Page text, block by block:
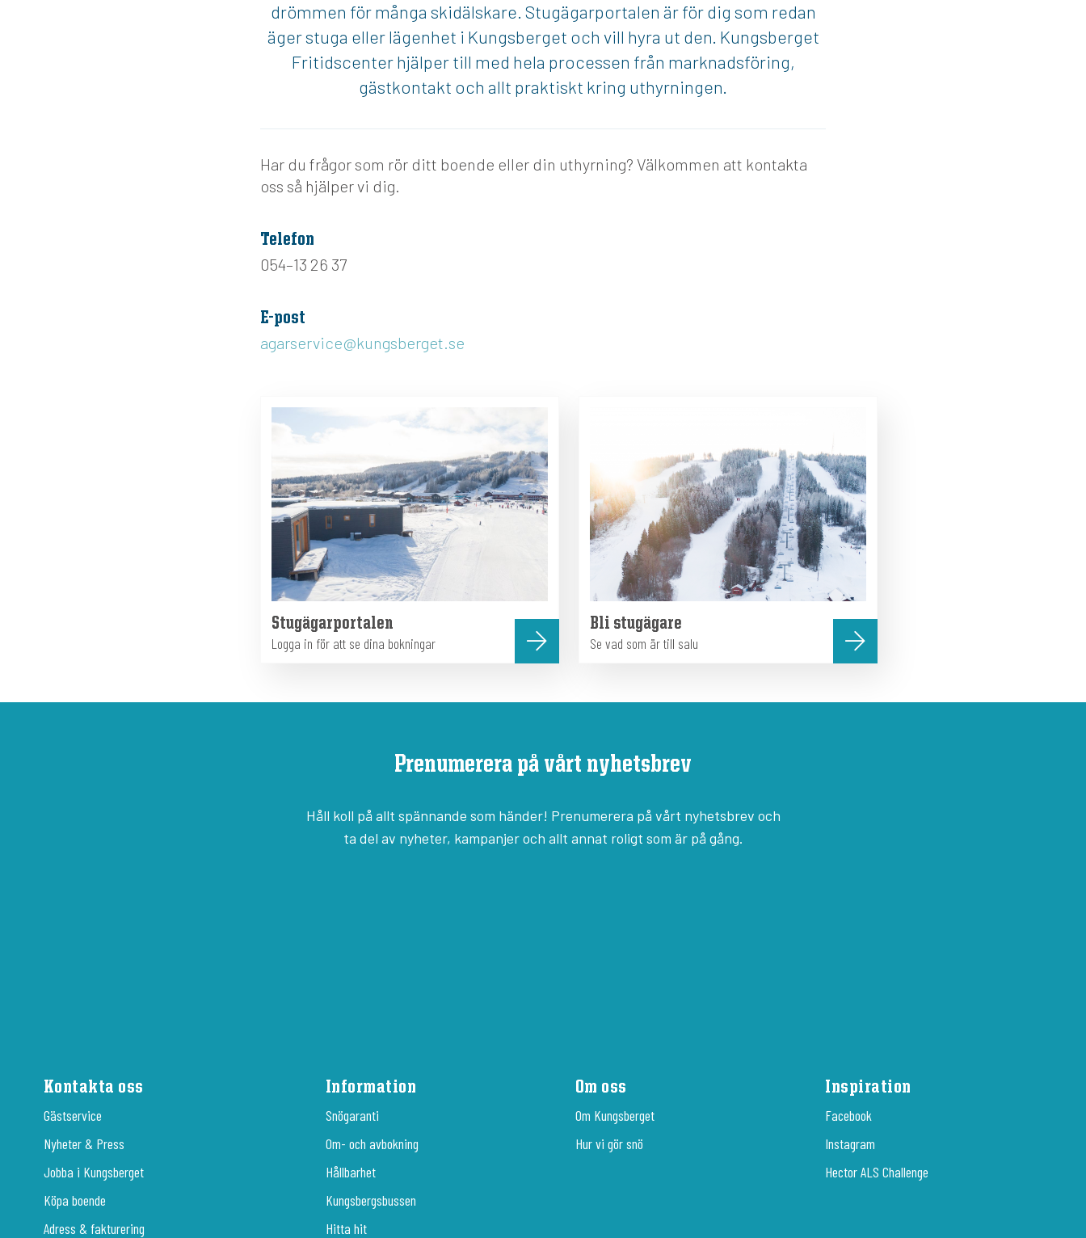
drömmen för många skidälskare. Stugägarportalen är för dig som redan
äger stuga eller lägenhet i Kungsberget och vill hyra ut den. Kungsberget
Fritidscenter hjälper till med hela processen från marknadsföring,
gästkontakt och allt praktiskt kring uthyrningen.
Har du frågor som rör ditt boende eller din uthyrning? Välkommen att kontakta
oss så hjälper vi dig.
Telefon
054–13 26 37
E-post
agarservice@kungsberget.se
Stugägarportalen
Logga in för att se dina bokningar
Bli stugägare
Se vad som är till salu
Prenumerera på vårt nyhetsbrev
Håll koll på allt spännande som händer! Prenumerera på vårt nyhetsbrev och
ta del av nyheter, kampanjer och allt annat roligt som är på gång.
Kontakta oss
Gästservice
Nyheter & Press
Jobba i Kungsberget
Köpa boende
Adress & fakturering
Information
Snögaranti
Om- och avbokning
Hållbarhet
Kungsbergsbussen
Hitta hit
Om oss
Om Kungsberget
Hur vi gör snö
Inspiration
Facebook
Instagram
Hector ALS Challenge